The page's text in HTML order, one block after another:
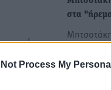
Not Process My
κατά
στα
φορά ότι